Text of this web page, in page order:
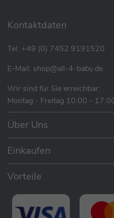
Vielseitig einsetzbar,
Stillpositionen
Perfekt zum Schlafen
Beine und Arme gut
Hochwertig & extra
Die Dinkelspelzen
und wärmebehandelt
Kontaktdaten
Tel: +49 (0) 7452 9191520
E-Mail: shop@all-4-baby.de
Wir sind für Sie erreichbar:
Montag - Freitag 10:00 -
Über Uns
Einkaufen
Vorteile